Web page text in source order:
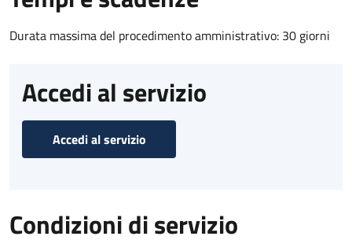
Durata massima del procedimento amministrativo: 30 giorni
Accedi al servizio
Accedi al servizio
Condizioni di servizio